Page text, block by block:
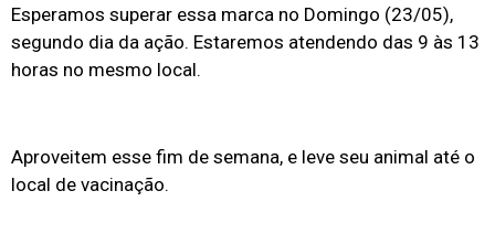
Esperamos superar essa marca no Domingo (23/05),
segundo dia da ação. Estaremos atendendo das 9 às 13
horas no mesmo local.
Aproveitem esse fim de semana, e leve seu animal até o
local de vacinação.